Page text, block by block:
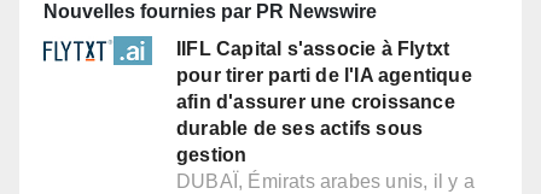
Nouvelles fournies par PR Newswire
IIFL Capital s'associe à Flytxt
pour tirer parti de l'IA agentique
afin d'assurer une croissance
durable de ses actifs sous
gestion
DUBAÏ, Émirats arabes unis, il y a